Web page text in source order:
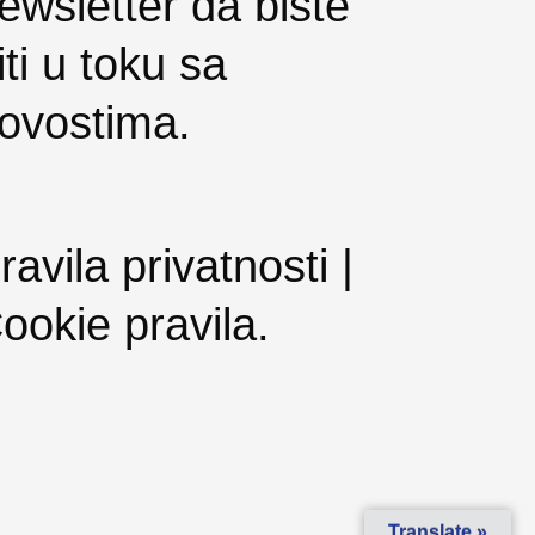
u toku sa
privatnosti |
pravila.